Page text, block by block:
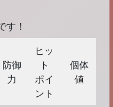
す！
防御
力
ヒッ
ト
ポイ
ント
個体
値